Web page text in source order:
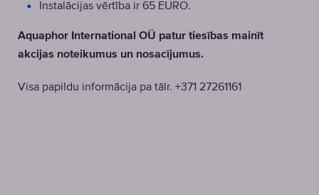
Instalācijas vērtība ir 65 EURO.
Aquaphor International OÜ patur tiesības mainīt
akcijas noteikumus un nosacījumus.
Visa papildu informācija pa tālr. +371 27261161